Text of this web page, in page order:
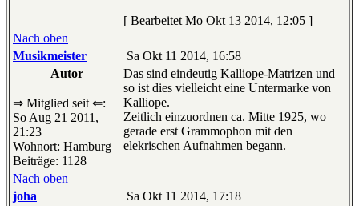
[ Bearbeitet Mo Okt 13 2014, 12:05 ]
Nach oben
Musikmeister
Sa Okt 11 2014, 16:58
Autor
⇒ Mitglied seit ⇐:
So Aug 21 2011,
21:23
Wohnort: Hamburg
Beiträge: 1128
Das sind eindeutig Kalliope-Matrizen und
so ist dies vielleicht eine Untermarke von
Kalliope.
Zeitlich einzuordnen ca. Mitte 1925, wo
gerade erst Grammophon mit den
elekrischen Aufnahmen begann.
Nach oben
joha
Sa Okt 11 2014, 17:18